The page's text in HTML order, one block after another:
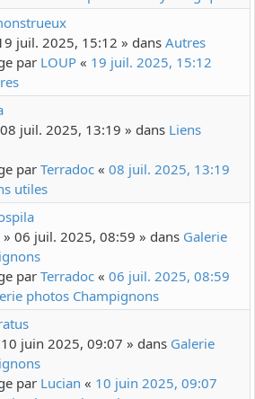
juil. 2025, 15:12 » dans Autres
par LOUP « 19 juil. 2025, 15:12
juil. 2025, 13:19 » dans Liens
par Terradoc « 08 juil. 2025, 13:19
utiles
» 06 juil. 2025, 08:59 » dans Galerie
par Terradoc « 06 juil. 2025, 08:59
photos Champignons
juin 2025, 09:07 » dans Galerie
par Lucian « 10 juin 2025, 09:07